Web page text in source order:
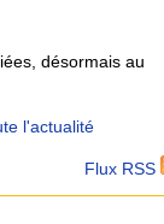
désormais au
l'actualité
Flux RSS